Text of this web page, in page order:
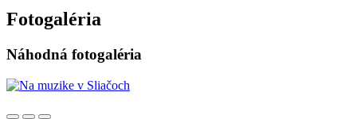
Fotogaléria
Náhodná fotogaléria